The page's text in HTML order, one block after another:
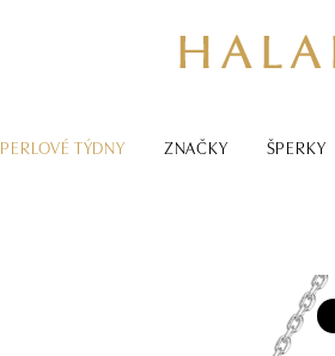
PERLOVÉ TÝDNY ZNAČKY ŠPERKY